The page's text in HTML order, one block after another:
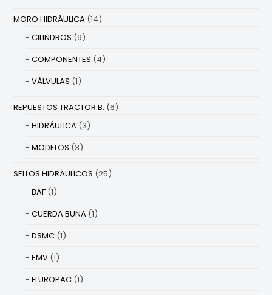
MORO HIDRÁULICA (14)
CILINDROS (9)
COMPONENTES (4)
VÁLVULAS (1)
REPUESTOS TRACTOR B. (6)
HIDRÁULICA (3)
MODELOS (3)
SELLOS HIDRÁULICOS (25)
BAF (1)
CUERDA BUNA (1)
DSMC (1)
EMV (1)
FLUROPAC (1)